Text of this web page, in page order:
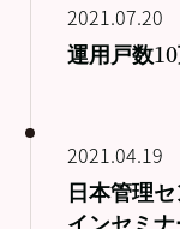
2021.07.20
運用戸数
2021.04.19
日本管理
インセミ